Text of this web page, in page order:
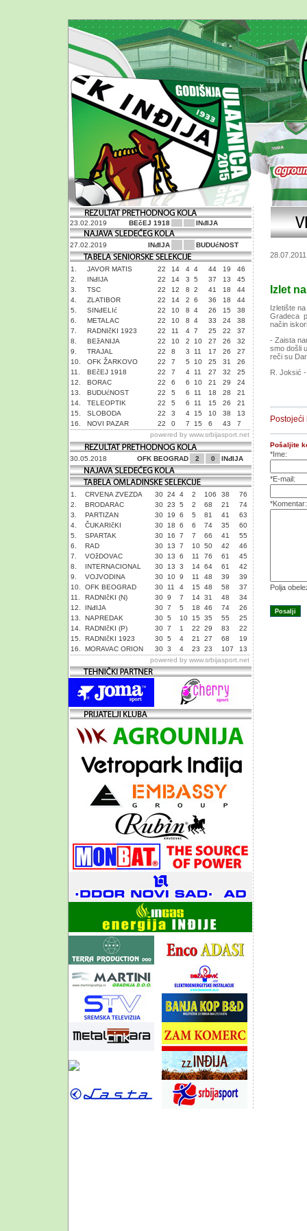
23.02.2019 BEčEJ 1918 INđIJA
27.02.2019 INđIJA BUDUćNOST
1. JAVOR MATIS 22 14 4 4 44 19
46
2.
INđIJA 22 14 3 5 37 13
45
3.
TSC 22 12 8 2 41 18
44
4.
ZLATIBOR 22 14 2 6 36 18
44
5.
SINđELIć 22 10 8 4 26 15
38
6.
METALAC 22 10 8 4 33 24
38
7.
RADNIčKI 1923 22 11 4 7 25 22
37
8.
BEžANIJA 22 10 2 10 27 26
32
9.
TRAJAL 22 8 3 11 17 26
27
10.
OFK ŽARKOVO 22 7 5 10 25 31
26
11.
BEčEJ 1918 22 7 4 11 27 32
25
12.
BORAC 22 6 6 10 21 29
24
13.
BUDUćNOST 22 5 6 11 18 28
21
14.
TELEOPTIK 22 5 6 11 15 26
21
15.
SLOBODA 22 3 4 15 10 38
13
16.
NOVI PAZAR 22 0 7 15 6 43
7
powered by www.srbijasport.net
30.05.2018 OFK BEOGRAD 2 0 INđIJA
1. CRVENA ZVEZDA 30 24 4 2 106 38
76
2.
BRODARAC 30 23 5 2 68 21
74
3.
PARTIZAN 30 19 6 5 81 41
63
4.
ČUKARIčKI 30 18 6 6 74 35
60
5.
SPARTAK 30 16 7 7 66 41
55
6.
RAD 30 13 7 10 50 42
46
7.
VOžDOVAC 30 13 6 11 76 61
45
8.
INTERNACIONAL 30 13 3 14 64 61
42
9.
VOJVODINA 30 10 9 11 48 39
39
10.
OFK BEOGRAD 30 11 4 15 48 58
37
11.
RADNIčKI (N) 30 9 7 14 31 48
34
12.
INđIJA 30 7 5 18 46 74
26
13.
NAPREDAK 30 5 10 15 35 55
25
14.
RADNIčKI (P) 30 7 1 22 29 83
22
15.
RADNIčKI 1923 30 5 4 21 27 68
19
16.
MORAVAC ORION 30 3 4 23 23 107
13
powered by www.srbijasport.net
28.07.2011
Izlet
Izletište
Gradeca
način
- Zaista
smo došli
reči su
R. Joksić
Postojeći
Pošaljite
*Ime:
*E-mail:
*Komentar:
Polja